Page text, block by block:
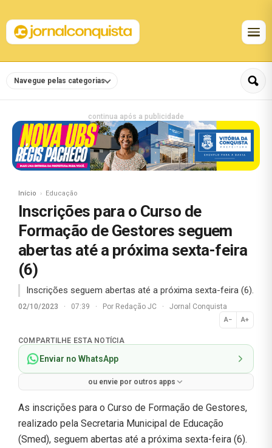
Navegue pelas categorias
continua após a publicidade
Início Educação
Inscrições para o Curso de
Formação de Gestores seguem
abertas até a próxima sexta-feira
(6)
Inscrições seguem abertas até a próxima sexta-feira (6).
02/10/2023 · 07:39 · Por Redação JC · Jornal Conquista
A− A+
Normal
COMPARTILHE ESTA NOTÍCIA
Enviar no WhatsApp
ou envie por outros apps
As inscrições para o Curso de Formação de Gestores,
realizado pela Secretaria Municipal de Educação
(Smed), seguem abertas até a próxima sexta-feira (6).